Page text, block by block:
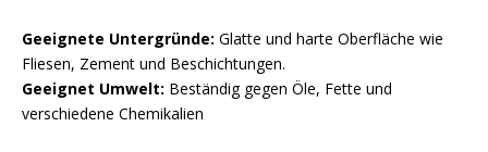
Geeignete Untergründe: Glatte und harte Oberfläche wie
Fliesen, Zement und Beschichtungen.
Geeignet Umwelt: Beständig gegen Öle, Fette und
verschiedene Chemikalien